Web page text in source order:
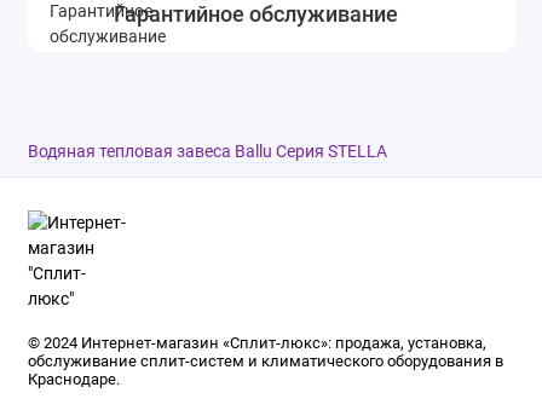
Гарантийное обслуживание
Водяная тепловая завеса Ballu Серия STELLA
© 2024 Интернет-магазин «Сплит-люкс»: продажа, установка,
обслуживание сплит-систем и климатического оборудования в
Краснодаре.